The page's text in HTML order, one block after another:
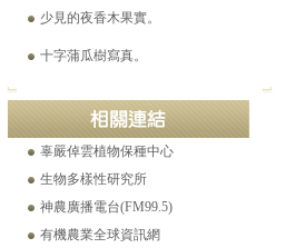
世界極品巨果紅花油茶特點
白花野牡丹逆轉腎病之舊刊登載。(2021-12-26)
辜嚴倬雲植物保種中心
生物多樣性研究所
神農廣播電台(FM99.5)
有機農業全球資訊網